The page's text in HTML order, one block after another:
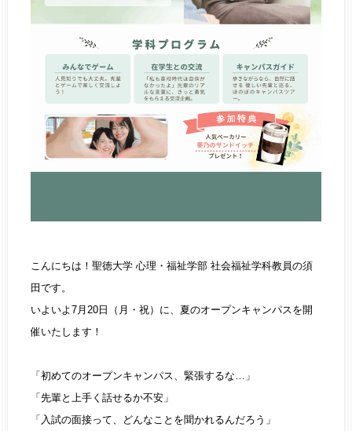
こんにちは！聖徳大学 心理・福祉学部 社会福祉学科教員の須
田です。
いよいよ7月20日（月・祝）に、夏のオープンキャンパスを開
催いたします！
「初めてのオープンキャンパス、緊張するな…」
「先輩と上手く話せるか不安」
「入試の面接って、どんなことを聞かれるんだろう」